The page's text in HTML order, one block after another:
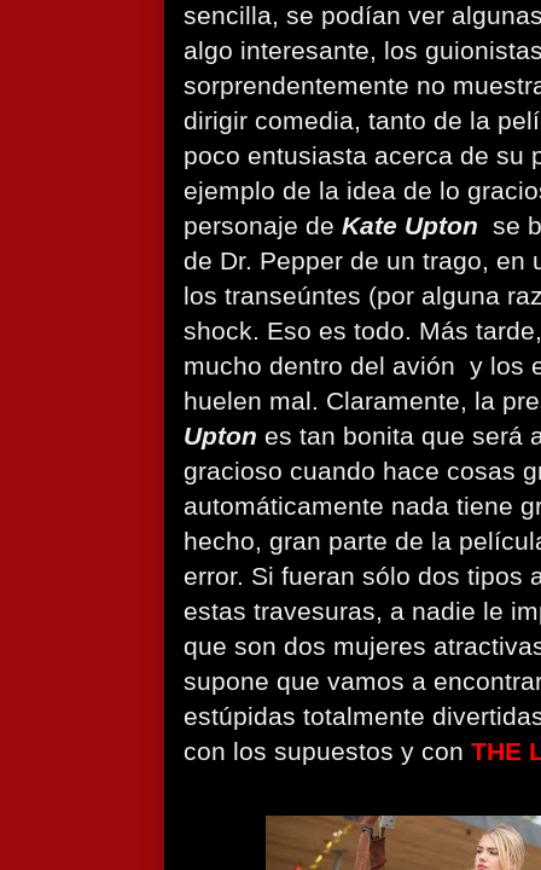
sencilla, se podían ver
algo interesante, los
sorprendentemente no
dirigir comedia, tanto de la
poco entusiasta acerca de su
ejemplo de la idea de lo
personaje de Kate Upton se
de Dr. Pepper de un trago, en
los transeúntes (por alguna
shock. Eso es todo. Más
mucho dentro del avión y los
huelen mal. Claramente, la
Upton es tan bonita que será
gracioso cuando hace cosas
automáticamente nada tiene
hecho, gran parte de la
error. Si fueran sólo dos tipos
estas travesuras, a nadie le
que son dos mujeres
supone que vamos a
estúpidas totalmente
con los supuestos y con THE